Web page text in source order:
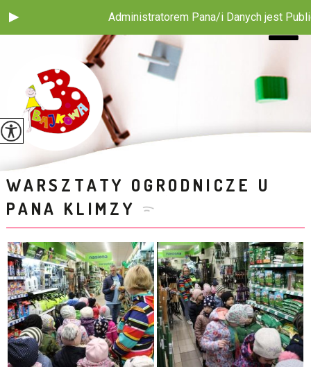
Administratorem Pana/i Danych jest Publiczne
WARSZTATY OGRODNICZE U
PANA KLIMZY